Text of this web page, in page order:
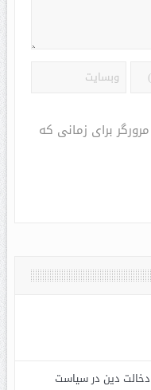
برای زمانی که
دین در سیاست